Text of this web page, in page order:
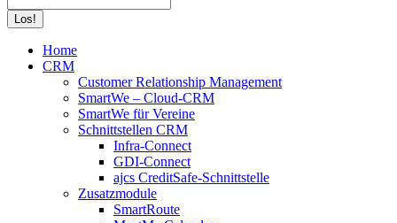
Home
CRM
Customer Relationship Management
SmartWe – Cloud-CRM
SmartWe für Vereine
Schnittstellen CRM
Infra-Connect
GDI-Connect
ajcs CreditSafe-Schnittstelle
Zusatzmodule
SmartRoute